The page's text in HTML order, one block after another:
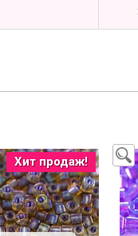
Хит продаж!